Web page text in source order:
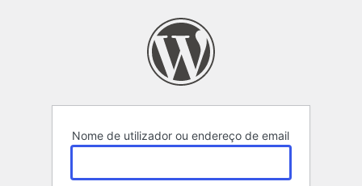
Nome de utilizador ou endereço de email